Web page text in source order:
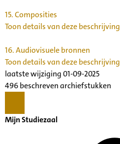
15.Composities
Toon details van deze beschrijving
16.Audiovisuele bronnen
Toon details van deze beschrijving
laatste wijziging 01-09-2025
496 beschreven archiefstukken
Mijn Studiezaal